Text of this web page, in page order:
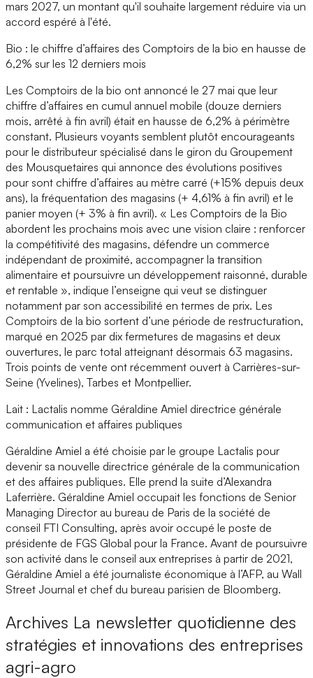
mars 2027, un montant qu'il souhaite largement réduire via un
accord espéré à l'été.
Bio : le chiffre d’affaires des Comptoirs de la bio en hausse de
6,2% sur les 12 derniers mois
Les Comptoirs de la bio ont annoncé le 27 mai que leur
chiffre d’affaires en cumul annuel mobile (douze derniers
mois, arrêté à fin avril) était en hausse de 6,2% à périmètre
constant. Plusieurs voyants semblent plutôt encourageants
pour le distributeur spécialisé dans le giron du Groupement
des Mousquetaires qui annonce des évolutions positives
pour sont chiffre d’affaires au mètre carré (+15% depuis deux
ans), la fréquentation des magasins (+ 4,61% à fin avril) et le
panier moyen (+ 3% à fin avril). « Les Comptoirs de la Bio
abordent les prochains mois avec une vision claire : renforcer
la compétitivité des magasins, défendre un commerce
indépendant de proximité, accompagner la transition
alimentaire et poursuivre un développement raisonné, durable
et rentable », indique l’enseigne qui veut se distinguer
notamment par son accessibilité en termes de prix. Les
Comptoirs de la bio sortent d’une période de restructuration,
marqué en 2025 par dix fermetures de magasins et deux
ouvertures, le parc total atteignant désormais 63 magasins.
Trois points de vente ont récemment ouvert à Carrières-sur-
Seine (Yvelines), Tarbes et Montpellier.
Lait : Lactalis nomme Géraldine Amiel directrice générale
communication et affaires publiques
Géraldine Amiel a été choisie par le groupe Lactalis pour
devenir sa nouvelle directrice générale de la communication
et des affaires publiques. Elle prend la suite d’Alexandra
Laferrière. Géraldine Amiel occupait les fonctions de Senior
Managing Director au bureau de Paris de la société de
conseil FTI Consulting, après avoir occupé le poste de
présidente de FGS Global pour la France. Avant de poursuivre
son activité dans le conseil aux entreprises à partir de 2021,
Géraldine Amiel a été journaliste économique à l’AFP, au Wall
Street Journal et chef du bureau parisien de Bloomberg.
Archives La newsletter quotidienne des
stratégies et innovations des entreprises
agri-agro